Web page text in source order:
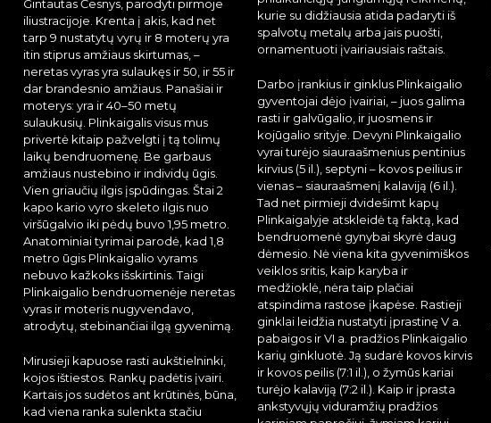
Gintautas Česnys, parodyti pirmoje
iliustracijoje. Krenta į akis, kad net
tarp 9 nustatytų vyrų ir 8 moterų yra
itin stiprus amžiaus skirtumas, –
neretas vyras yra sulaukęs ir 50, ir 55 ir
dar brandesnio amžiaus. Panašiai ir
moterys: yra ir 40–50 metų
sulaukusių. Plinkaigalis visus mus
privertė kitaip pažvelgti į tą tolimų
laikų bendruomenę. Be garbaus
amžiaus nustebino ir individų ūgis.
Vien griaučių ilgis įspūdingas. Štai 2
kapo kario vyro skeleto ilgis nuo
viršūgalvio iki pėdų buvo 1,95 metro.
Anatominiai tyrimai parodė, kad 1,8
metro ūgis Plinkaigalio vyrams
nebuvo kažkoks išskirtinis. Taigi
Plinkaigalio bendruomenėje neretas
vyras ir moteris nugyvendavo,
atrodytų, stebinančiai ilgą gyvenimą.
Mirusieji kapuose rasti aukštielninki,
kojos ištiestos. Rankų padėtis įvairi.
Kartais jos sudėtos ant krūtinės, būna,
kad viena ranka sulenkta stačiu
kurie su didžiausia atida padaryti iš
spalvotų metalų arba jais puošti,
ornamentuoti įvairiausiais raštais.
Darbo įrankius ir ginklus Plinkaigalio
gyventojai dėjo įvairiai, – juos galima
rasti ir galvūgalio, ir juosmens ir
kojūgalio srityje. Devyni Plinkaigalio
vyrai turėjo siauraašmenius pentinius
kirvius (5 il.), septyni – kovos peilius ir
vienas – siauraašmenį kalaviją (6 il.).
Tad net pirmieji dvidešimt kapų
Plinkaigalyje atskleidė tą faktą, kad
bendruomenė gynybai skyrė daug
dėmesio. Nė viena kita gyvenimiškos
veiklos sritis, kaip karyba ir
medžioklė, nėra taip plačiai
atspindima rastose įkapėse. Rastieji
ginklai leidžia nustatyti įprastinę V a.
pabaigos ir VI a. pradžios Plinkaigalio
karių ginkluotė. Ją sudarė kovos kirvis
ir kovos peilis (7:1 il.), o žymūs kariai
turėjo kalaviją (7:2 il.). Kaip ir įprasta
ankstyvųjų viduramžių pradžios